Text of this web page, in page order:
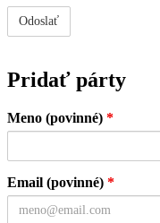
Pridať párty
Meno (povinné) *
Email (povinné) *